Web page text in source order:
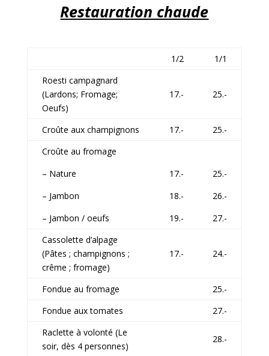
Restauration chaude
1/2
1/1
Roesti campagnard
(Lardons; Fromage;
Oeufs)
17.- 25.-
Croûte aux champignons 17.-
25.-
Croûte au fromage
– Nature
– Jambon
– Jambon / oeufs
17.-
18.-
19.-
25.-
26.-
27.-
Cassolette d’alpage
(Pâtes ; champignons ;
crême ; fromage)
17.- 24.-
Fondue au fromage
25.-
Fondue aux tomates
27.-
Raclette à volonté (Le
soir, dès 4 personnes)
28.-